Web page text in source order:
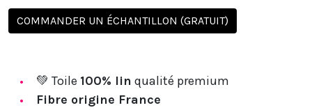
COMMANDER UN ÉCHANTILLON (GRATUIT)
💚 Toile 100% lin qualité premium
Fibre origine France